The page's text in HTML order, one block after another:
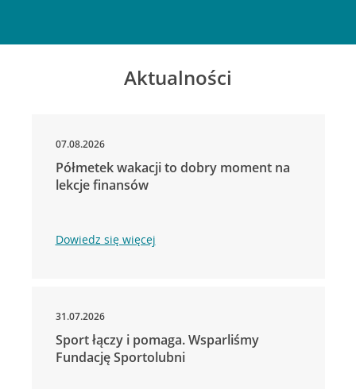
Aktualności
07.08.2026
Półmetek wakacji to dobry moment na
lekcje finansów
Dowiedz się więcej
31.07.2026
Sport łączy i pomaga. Wsparliśmy
Fundację Sportolubni